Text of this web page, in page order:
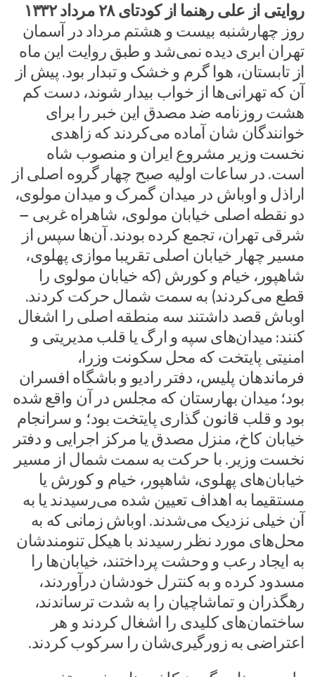
روایتی از علی رهنما از کودتای ۲۸ مرداد ۱۳۳۲
روز چهارشنبه بیست و هشتم مرداد در آسمان
تهران ابری دیده نمی‌شد و طبق روایت این ماه
از تابستان، هوا گرم و خشک و تبدار بود. پیش از
آن که تهرانی‌ها از خواب بیدار شوند، دست کم
هشت روزنامه ضد مصدق این خبر را برای
خوانندگان شان آماده می‌کردند که زاهدی
نخست وزیر مشروع ایران و منصوب شاه
است. در ساعات اولیه صبح چهار گروه اصلی از
اراذل و اوباش در میدان گمرک و میدان مولوی،
دو نقطه اصلی خیابان مولوی، شاهراه غربی –
شرقی تهران، تجمع کرده بودند. آن‌ها سپس از
مسیر چهار خیابان اصلی تقریبا موازی پهلوی،
شاهپور، خیام و کورش (که خیابان مولوی را
قطع می‌کردند) به سمت شمال حرکت کردند.
اوباش قصد داشتند سه منطقه اصلی را اشغال
کنند: میدان‌های سپه و ارگ یا قلب مدیریتی و
امنیتی پایتخت که محل سکونت وزرا،
فرماندهان پلیس، دفتر رادیو و باشگاه افسران
بود؛ میدان بهارستان که مجلس در آن واقع شده
بود و قلب قانون گذاری پایتخت بود؛ و سرانجام
خیابان کاخ، منزل مصدق یا مرکز اجرایی و دفتر
نخست وزیر. با حرکت به سمت شمال از مسیر
خیابان‌های پهلوی، شاهپور، خیام و کورش یا
مستقیما به اهداف تعیین شده می‌رسیدند یا به
آن خیلی نزدیک می‌شدند. اوباش زمانی که به
محل‌های مورد نظر رسیدند با هیکل تنومندشان
به ایجاد رعب و وحشت پرداختند، خیابان‌ها را
مسدود کرده و به کنترل خودشان درآوردند،
رهگذران و تماشاچیان را به شدت ترساندند،
ساختمان‌های کلیدی را اشغال کردند و هر
اعتراضی به زورگیری‌شان را سرکوب کردند.